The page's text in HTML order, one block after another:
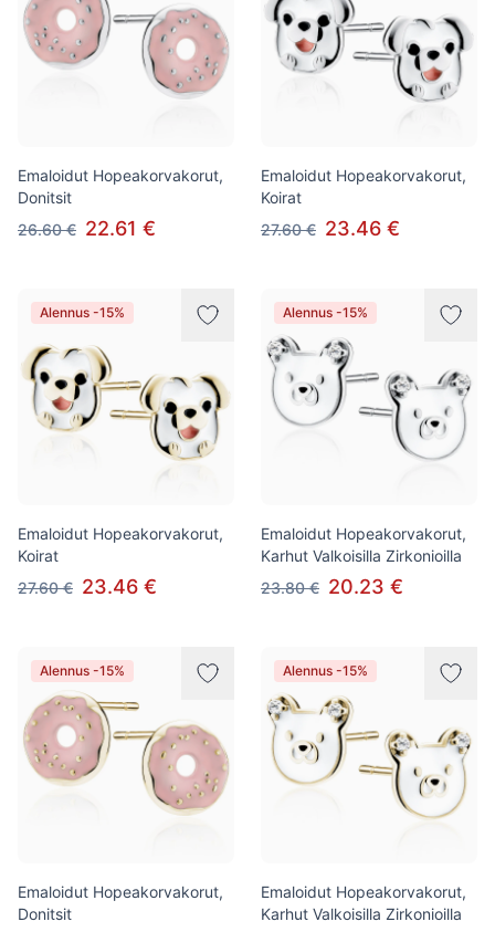
Emaloidut Hopeakorvakorut,
Donitsit
26.60 € 22.61 €
Emaloidut Hopeakorvakorut,
Koirat
27.60 € 23.46 €
Alennus -15%
Emaloidut Hopeakorvakorut,
Koirat
27.60 € 23.46 €
Alennus -15%
Emaloidut Hopeakorvakorut,
Karhut Valkoisilla Zirkonioilla
23.80 € 20.23 €
Alennus -15%
Emaloidut Hopeakorvakorut,
Donitsit
Alennus -15%
Emaloidut Hopeakorvakorut,
Karhut Valkoisilla Zirkonioilla